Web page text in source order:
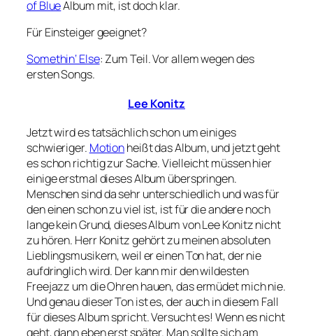
of BlueAlbum mit, ist doch klar.
Für Einsteiger geeignet?
Somethin‘ Else: Zum Teil. Vor allem wegen des
ersten Songs.
Lee Konitz
Jetzt wird es tatsächlich schon um einiges
schwieriger. Motionheißt das Album, und jetzt geht
es schon richtig zur Sache. Vielleicht müssen hier
einige erstmal dieses Album überspringen.
Menschen sind da sehr unterschiedlich und was für
den einen schon zu viel ist, ist für die andere noch
lange kein Grund, dieses Album von Lee Konitz nicht
zu hören. Herr Konitz gehört zu meinen absoluten
Lieblingsmusikern, weil er einen Ton hat, der nie
aufdringlich wird. Der kann mir den wildesten
Freejazz um die Ohren hauen, das ermüdet mich nie.
Und genau dieser Ton ist es, der auch in diesem Fall
für dieses Album spricht. Versucht es! Wenn es nicht
geht, dann eben erst später. Man sollte sich am